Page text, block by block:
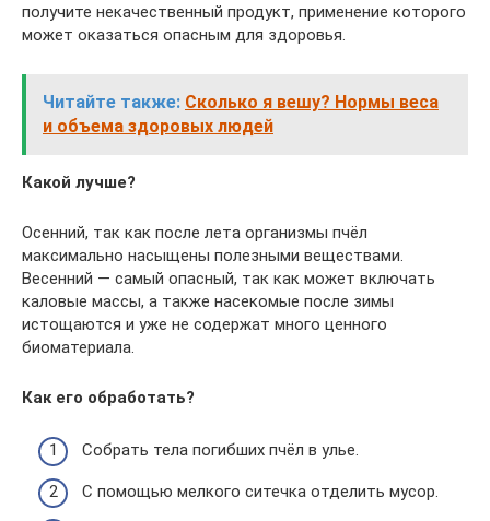
получите некачественный продукт, применение которого
может оказаться опасным для здоровья.
Читайте также: Сколько я вешу? Нормы веса
и объема здоровых людей
Какой лучше?
Осенний, так как после лета организмы пчёл
максимально насыщены полезными веществами.
Весенний — самый опасный, так как может включать
каловые массы, а также насекомые после зимы
истощаются и уже не содержат много ценного
биоматериала.
Как его обработать?
Собрать тела погибших пчёл в улье.
С помощью мелкого ситечка отделить мусор.